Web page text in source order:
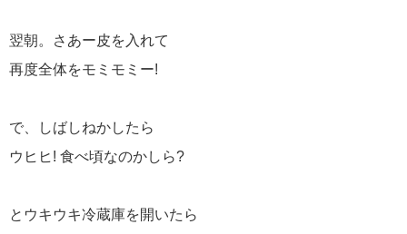
翌朝。さあー皮を入れて
再度全体をモミモミー!
で、しばしねかしたら
ウヒヒ! 食べ頃なのかしら?
とウキウキ冷蔵庫を開いたら